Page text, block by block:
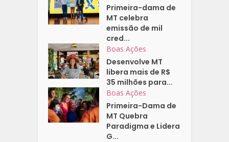
Primeira-dama de
MT celebra
emissão de mil
cred...
Boas Ações
Desenvolve MT
libera mais de R$
35 milhões para...
Boas Ações
Primeira-Dama de
MT Quebra
Paradigma e Lidera
G...